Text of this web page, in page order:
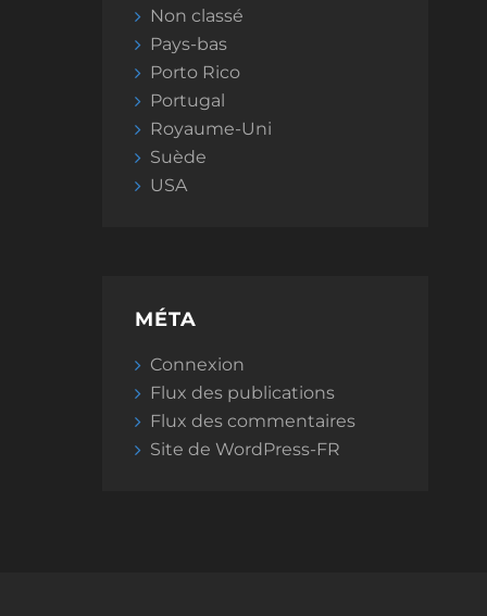
Non classé
Pays-bas
Porto Rico
Portugal
Royaume-Uni
Suède
USA
MÉTA
Connexion
Flux des publications
Flux des commentaires
Site de WordPress-FR